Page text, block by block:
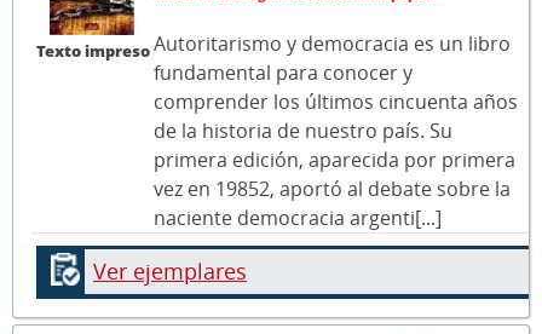
Texto impresoAutoritarismo y democracia es un libro
fundamental para conocer y
comprender los últimos cincuenta años
de la historia de nuestro país. Su
primera edición, aparecida por primera
vez en 19852, aportó al debate sobre la
naciente democracia argenti[...]
Ver ejemplares